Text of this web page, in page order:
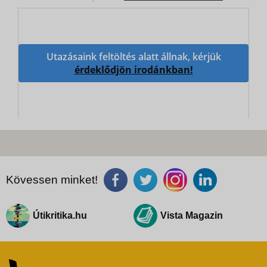
Utazásaink feltöltés alatt állnak, kérjük
érdeklődjön irodánkban!
Kövessen minket!
Útikritika.hu Vista Magazin